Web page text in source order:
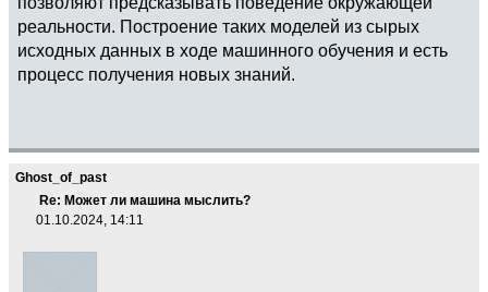
реальности. Построение таких моделей из сырых
исходных данных в ходе машинного обучения и есть
процесс получения новых знаний.
Ghost_of_past
Re: Может ли машина мыслить?
01.10.2024, 14:11